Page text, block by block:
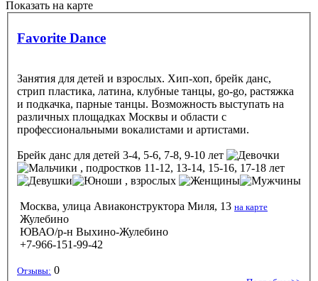
Показать на карте
Favorite Dance
Занятия для детей и взрослых. Хип-хоп, брейк данс,
стрип пластика, латина, клубные танцы, go-go, растяжка
и подкачка, парные танцы. Возможность выступать на
различных площадках Москвы и области с
профессиональными вокалистами и артистами.
Брейк данс для детей 3-4, 5-6, 7-8, 9-10 лет
, подростков 11-12, 13-14, 15-16, 17-18 лет
, взрослых
Москва, улица Авиаконструктора Миля, 13 на карте
Жулебино
ЮВАО/р-н Выхино-Жулебино
+7-966-151-99-42
Отзывы: 0